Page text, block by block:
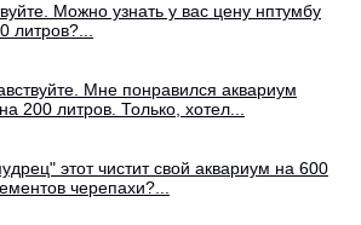
Можно узнать у вас цену нптумбу
литров?...
Мне понравился аквариум
200 литров. Только, хотел...
этот чистит свой аквариум на 600
черепахи?...